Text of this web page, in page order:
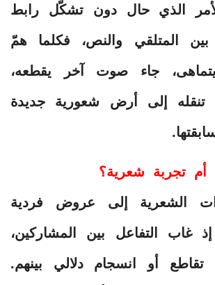
الذي حال دون تشكّل رابط
المتلقي والنص، فكلما همّ
جاء صوت آخر يقطعه،
تنقله إلى أرض شعورية جديدة
أم تجربة شعرية؟
الشعرية إلى عروض فردية
غاب التفاعل بين المشاركين،
أو انسجام دلالي بينهم.